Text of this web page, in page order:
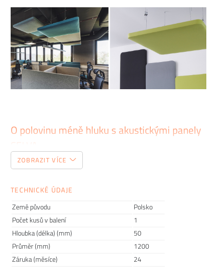
O polovinu méně hluku s akustickými panely
Akustické panely fungují na principu absorpce zvuku. Hlasité
nemusíte. Užitek akustických panelů
praktický, jsou také
stylovými nástěnnými doplňky
dolazující moderní interiéry.
ZOBRAZIT VÍCE
TECHNICKÉ ÚDAJE
Země původu
Polsko
Počet kusů v balení
1
Hloubka (délka) (mm)
50
Průměr (mm)
1200
Záruka (měsíce)
24